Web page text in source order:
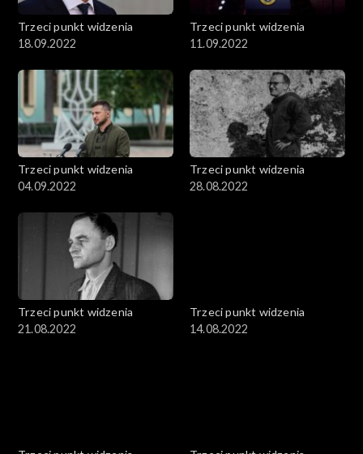
Trzeci punkt widzenia
18.09.2022
Trzeci punkt widzenia
11.09.2022
Trzeci punkt widzenia
04.09.2022
Trzeci punkt widzenia
28.08.2022
Trzeci punkt widzenia
21.08.2022
Trzeci punkt widzenia
14.08.2022